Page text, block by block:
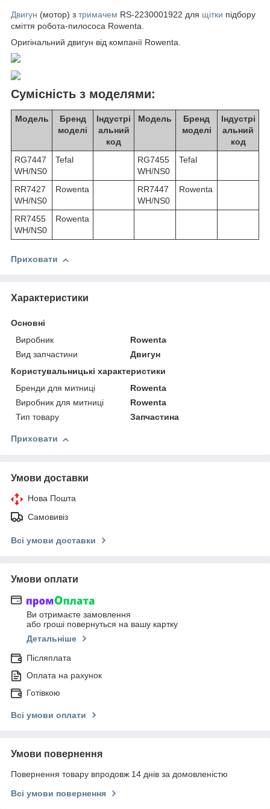
Двигун (мотор) з тримачем RS-2230001922 для щітки підбору
сміття робота-пилососа Rowenta.
Оригінальний двигун від компанії Rowenta.
Сумісність з моделями:
Модель
Бренд
моделі
Індустрі
альний
код
Модель
Бренд
моделі
Індустрі
альний
код
RG7447
WH/NS0
Tefal
RG7455
WH/NS0
Tefal
RR7427
WH/NS0
Rowenta
RR7447
WH/NS0
Rowenta
RR7455
WH/NS0
Rowenta
Приховати
Характеристики
Основні
Виробник
Rowenta
Вид запчастини
Двигун
Користувальницькі характеристики
Бренди для митниці
Rowenta
Виробник для митниці
Rowenta
Тип товару
Запчастина
Приховати
Умови доставки
Нова Пошта
Самовивіз
Всі умови доставки
Умови оплати
Ви отримаєте замовлення
або гроші повернуться на вашу картку
Детальніше
Післяплата
Оплата на рахунок
Готівкою
Всі умови оплати
Умови повернення
Повернення товару впродовж 14 днів за домовленістю
Всі умови повернення